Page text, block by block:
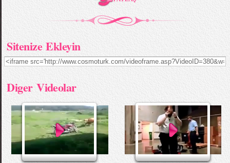
Sitenize Ekleyin
Diger Videolar